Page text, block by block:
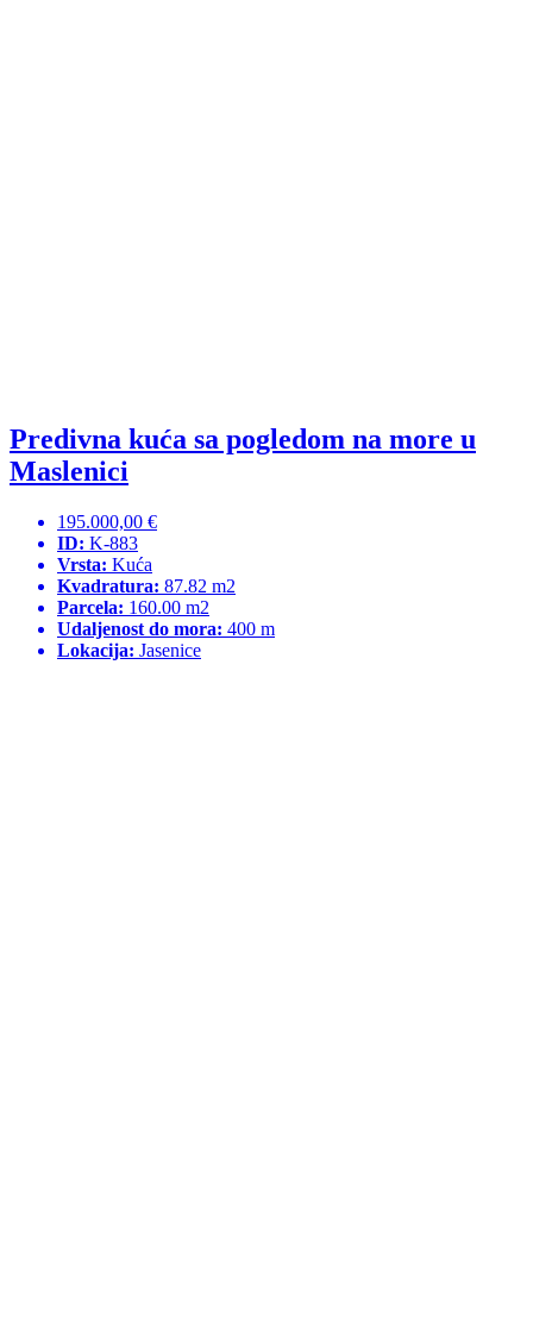
Predivna kuća sa pogledom na more u
Maslenici
195.000,00 €
ID: K-883
Vrsta: Kuća
Kvadratura: 87.82 m2
Parcela: 160.00 m2
Udaljenost do mora: 400 m
Lokacija: Jasenice